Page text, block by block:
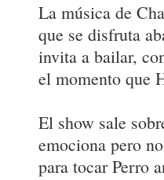
La música de
que se disfruta
invita a bailar,
el momento que
El show sale
emociona pero
para tocar Perro